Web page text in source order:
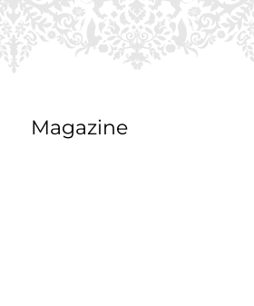
Magazine